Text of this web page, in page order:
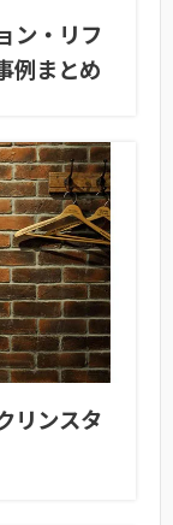
ン・リフ
例まとめ
リンスタ